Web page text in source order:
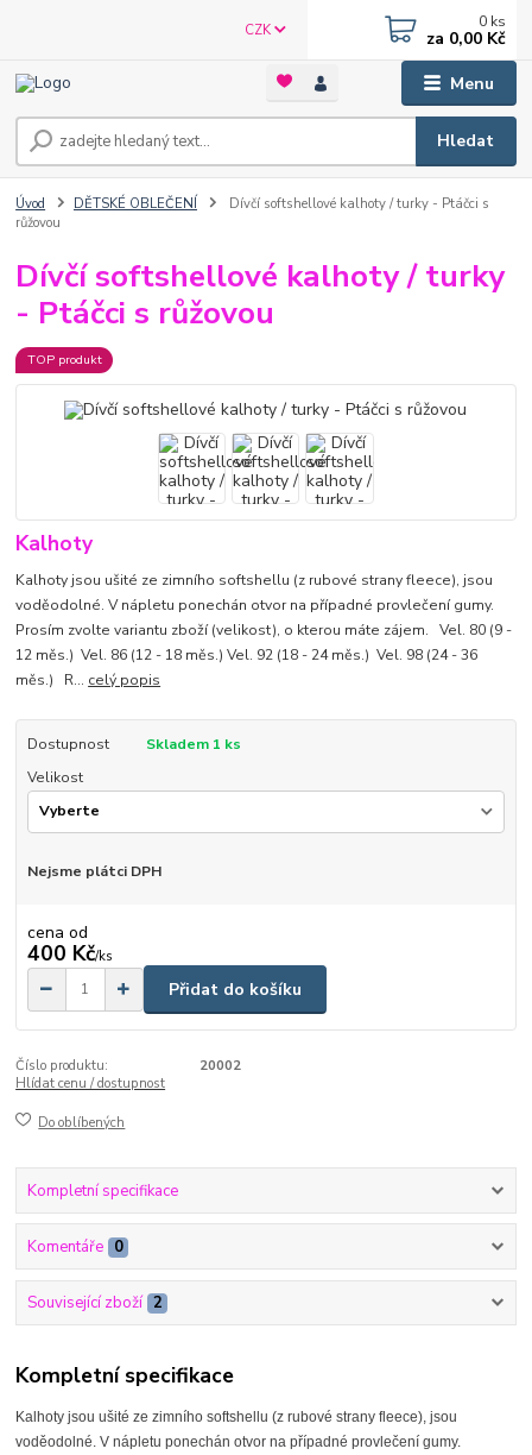
Menu
CZK
Hledat
0 ks
za 0,00 Kč
Úvod DĚTSKÉ OBLEČENÍ
Dívčí softshellové kalhoty / turky - Ptáčci s
růžovou
Dívčí softshellové kalhoty / turky
- Ptáčci s růžovou
TOP produkt
Kalhoty
Kalhoty jsou ušité ze zimního softshellu (z rubové strany fleece), jsou
voděodolné. V nápletu ponechán otvor na případné provlečení gumy.
Prosím zvolte variantu zboží (velikost), o kterou máte zájem. Vel. 80 (9 -
12 měs.) Vel. 86 (12 - 18 měs.) Vel. 92 (18 - 24 měs.) Vel. 98 (24 - 36
měs.) R... celý popis
Dostupnost
Skladem 1 ks
Velikost
Nejsme plátci DPH
cena od
400 Kč/ks
Přidat do košíku
Číslo produktu:
20002
Hlídat cenu / dostupnost
Do oblíbených
Kompletní specifikace
Komentáře 0
Související zboží 2
Kompletní specifikace
Kalhoty jsou ušité ze zimního softshellu (z rubové strany fleece), jsou
voděodolné. V nápletu ponechán otvor na případné provlečení gumy.